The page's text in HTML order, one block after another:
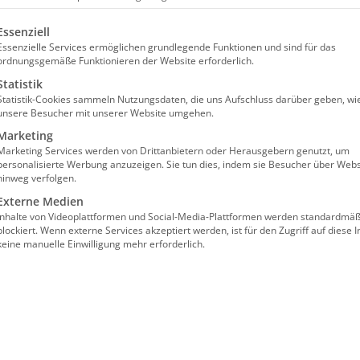
im Wege einer “Präsenz im digitalen
GoToMeeting gearbeitet.
eine Liste der Service-Gruppen, für die eine
Services ermöglichen grundlegende Funktionen und sind für das
Funktionieren der Website erforderlich.
Cookies sammeln Nutzungsdaten, die uns Aufschluss darüber geben,
Besucher mit unserer Website umgehen.
Services werden von Drittanbietern oder Herausgebern genutzt, um
Werbung anzuzeigen. Sie tun dies, indem sie Besucher über
verfolgen.
Medien
von Videoplattformen und Social-Media-Plattformen werden
Wenn externe Services akzeptiert werden, ist für den Zugriff auf diese
manuelle Einwilligung mehr erforderlich.